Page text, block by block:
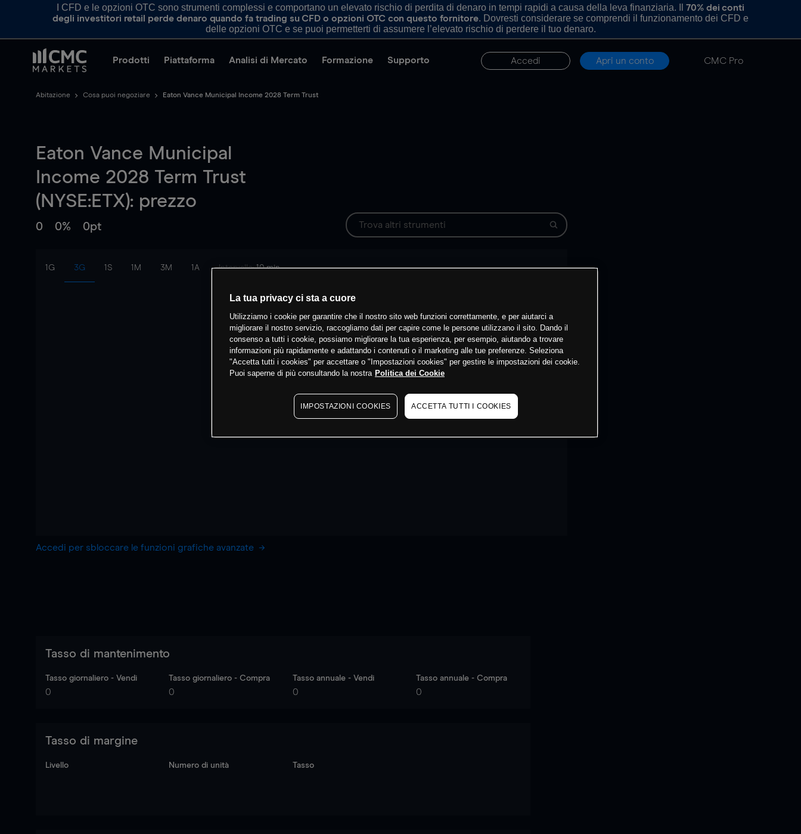
I CFD e le opzioni OTC sono strumenti complessi e comportano un elevato rischio di perdita di denaro in tempi rapidi a causa della leva finanziaria. Il 70% dei conti
degli investitori retail perde denaro quando fa trading su CFD o opzioni OTC con questo fornitore. Dovresti considerare se comprendi il funzionamento dei CFD e
delle opzioni OTC e se puoi permetterti di assumere l’elevato rischio di perdere il tuo denaro.
Prodotti Piattaforma Analisi di Mercato Formazione Supporto Accedi Apri un conto CMC Pro
Abitazione Cosa puoi negoziare Eaton Vance Municipal Income 2028 Term Trust
Eaton Vance Municipal
Income 2028 Term Trust
(NYSE:ETX): prezzo
0 0% 0pt
1G 3G 1S 1M 3M 1A Intervallo:10 min
Accedi per sbloccare le funzioni grafiche avanzate
Tasso di mantenimento
Tasso giornaliero - Vendi
0
Tasso giornaliero - Compra
0
Tasso annuale - Vendi
0
Tasso annuale - Compra
0
Tasso di margine
Livello Numero di unità Tasso
La tua privacy ci sta a cuore
Utilizziamo i cookie per garantire che il nostro sito web funzioni correttamente, e per aiutarci a
migliorare il nostro servizio, raccogliamo dati per capire come le persone utilizzano il sito. Dando il
consenso a tutti i cookie, possiamo migliorare la tua esperienza, per esempio, aiutando a trovare
informazioni più rapidamente e adattando i contenuti o il marketing alle tue preferenze. Seleziona
"Accetta tutti i cookies" per accettare o "Impostazioni cookies" per gestire le impostazioni dei cookie.
Puoi saperne di più consultando la nostra Politica dei Cookie
IMPOSTAZIONI COOKIES ACCETTA TUTTI I COOKIES